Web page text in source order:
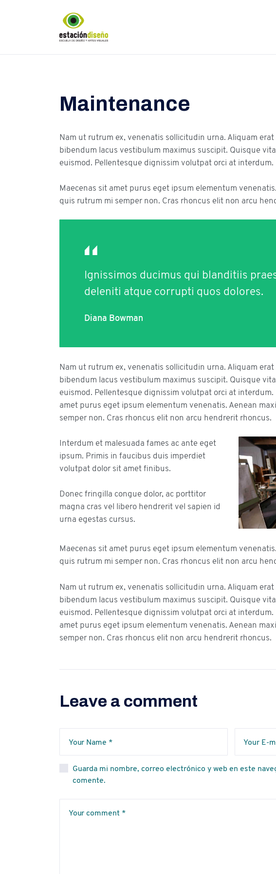
Maintenance
Nam ut rutrum ex, venenatis sollicitudin urna. Aliquam
bibendum lacus vestibulum maximus suscipit. Quisque
euismod. Pellentesque dignissim volutpat orci at
Maecenas sit amet purus eget ipsum elementum
quis rutrum mi semper non. Cras rhoncus elit non arcu
Ignissimos ducimus qui blanditiis
deleniti atque corrupti quos dolores.
Diana Bowman
Nam ut rutrum ex, venenatis sollicitudin urna. Aliquam
bibendum lacus vestibulum maximus suscipit. Quisque
euismod. Pellentesque dignissim volutpat orci at
amet purus eget ipsum elementum venenatis. Aenean
semper non. Cras rhoncus elit non arcu hendrerit rhoncus.
Interdum et malesuada fames ac ante eget
ipsum. Primis in faucibus duis imperdiet
volutpat dolor sit amet finibus.
Donec fringilla congue dolor, ac porttitor
magna cras vel libero hendrerit vel sapien id
urna egestas cursus.
Maecenas sit amet purus eget ipsum elementum
quis rutrum mi semper non. Cras rhoncus elit non arcu
Nam ut rutrum ex, venenatis sollicitudin urna. Aliquam
bibendum lacus vestibulum maximus suscipit. Quisque
euismod. Pellentesque dignissim volutpat orci at
amet purus eget ipsum elementum venenatis. Aenean
semper non. Cras rhoncus elit non arcu hendrerit rhoncus.
Leave a comment
Guarda mi nombre, correo electrónico y web en este
comente.